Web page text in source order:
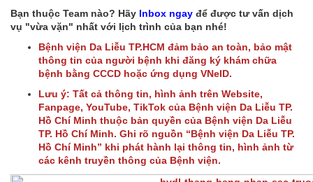
Bạn thuộc Team nào? Hãy Inbox ngay để được tư vấn dịch
vụ "vừa vặn" nhất với lịch trình của bạn nhé!
Bệnh viện Da Liễu TP.HCM đảm bảo an toàn, bảo mật
thông tin của người bệnh khi đăng ký khám chữa
bệnh bằng CCCD hoặc ứng dụng VNeID.
Lưu ý: Tất cả thông tin, hình ảnh trên Website,
Fanpage, YouTube, TikTok của Bệnh viện Da Liễu TP.
Hồ Chí Minh thuộc bản quyền của Bệnh viện Da Liễu
TP. Hồ Chí Minh. Ghi rõ nguồn “Bệnh viện Da Liễu TP.
Hồ Chí Minh” khi phát hành lại thông tin, hình ảnh từ
các kênh truyền thông của Bệnh viện.